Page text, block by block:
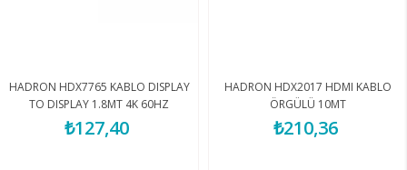
HADRON HDX7765 KABLO DISPLAY
TO DISPLAY 1.8MT 4K 60HZ
₺127,40
HADRON HDX2017 HDMI KABLO
ÖRGÜLÜ 10MT
₺210,36